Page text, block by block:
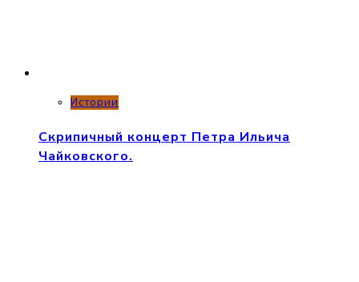
Истории
Скрипичный концерт Петра Ильича
Чайковского.